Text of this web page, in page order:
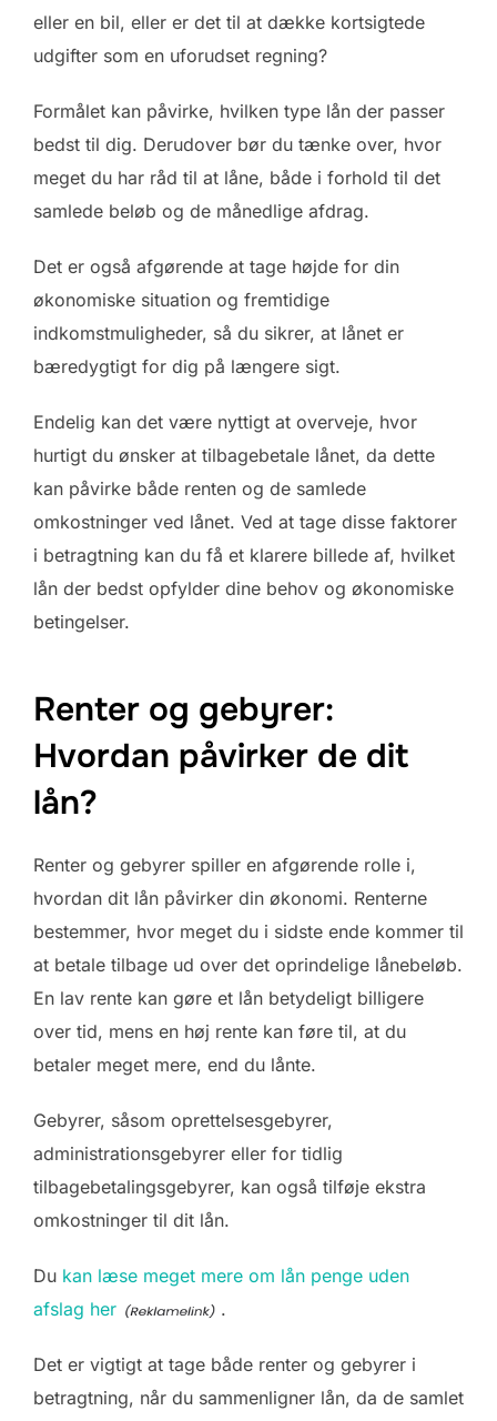
eller en bil, eller er det til at dække kortsigtede
udgifter som en uforudset regning?
Formålet kan påvirke, hvilken type lån der passer
bedst til dig. Derudover bør du tænke over, hvor
meget du har råd til at låne, både i forhold til det
samlede beløb og de månedlige afdrag.
Det er også afgørende at tage højde for din
økonomiske situation og fremtidige
indkomstmuligheder, så du sikrer, at lånet er
bæredygtigt for dig på længere sigt.
Endelig kan det være nyttigt at overveje, hvor
hurtigt du ønsker at tilbagebetale lånet, da dette
kan påvirke både renten og de samlede
omkostninger ved lånet. Ved at tage disse faktorer
i betragtning kan du få et klarere billede af, hvilket
lån der bedst opfylder dine behov og økonomiske
betingelser.
Renter og gebyrer:
Hvordan påvirker de dit
lån?
Renter og gebyrer spiller en afgørende rolle i,
hvordan dit lån påvirker din økonomi. Renterne
bestemmer, hvor meget du i sidste ende kommer til
at betale tilbage ud over det oprindelige lånebeløb.
En lav rente kan gøre et lån betydeligt billigere
over tid, mens en høj rente kan føre til, at du
betaler meget mere, end du lånte.
Gebyrer, såsom oprettelsesgebyrer,
administrationsgebyrer eller for tidlig
tilbagebetalingsgebyrer, kan også tilføje ekstra
omkostninger til dit lån.
Du kan læse meget mere om lån penge uden
afslag her
.
Det er vigtigt at tage både renter og gebyrer i
betragtning, når du sammenligner lån, da de samlet